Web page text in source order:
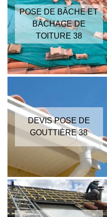
POSE DE BÂCHE ET
BÂCHAGE DE
TOITURE 38
DEVIS POSE DE
GOUTTIÈRE 38